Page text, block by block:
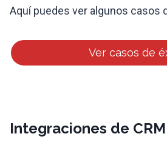
Aquí puedes ver algunos casos
Ver casos de
Integraciones de CRM